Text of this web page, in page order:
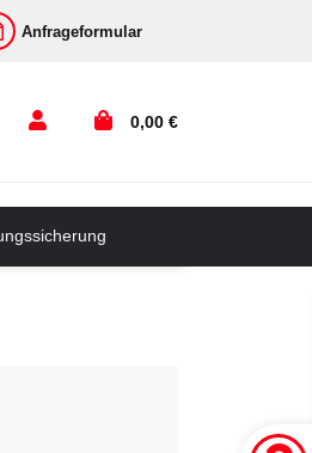
Anfrageformular
0,00 €